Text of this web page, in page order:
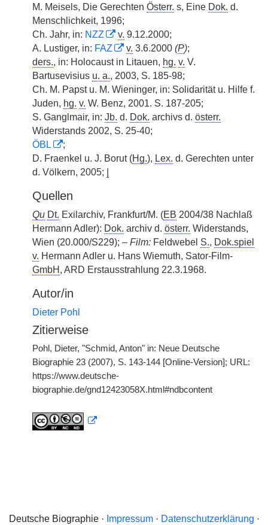
M. Meisels, Die Gerechten Österr. s, Eine Dok. d.
Menschlichkeit, 1996;
Ch. Jahr, in: NZZ v. 9.12.2000;
A. Lustiger, in: FAZ v. 3.6.2000 (P);
ders., in: Holocaust in Litauen, hg. v. V.
Bartusevisius u. a., 2003, S. 185-98;
Ch. M. Papst u. M. Wieninger, in: Solidarität u. Hilfe f.
Juden, hg. v. W. Benz, 2001. S. 187-205;
S. Ganglmair, in: Jb. d. Dok. archivs d. österr.
Widerstands 2002, S. 25-40;
ÖBL
;
D. Fraenkel u. J. Borut (Hg.), Lex. d. Gerechten unter
d. Völkern, 2005;
Quellen
Qu Dt. Exilarchiv, Frankfurt/M. (EB 2004/38 Nachlaß
Hermann Adler): Dok. archiv d. österr. Widerstands,
Wien (20.000/S229); – Film: Feldwebel S., Dok.spiel
v. Hermann Adler u. Hans Wiemuth, Sator-Film-
GmbH , ARD Erstausstrahlung 22.3.1968.
Autor/in
Dieter Pohl
Zitierweise
Pohl, Dieter, "Schmid, Anton" in: Neue Deutsche
Biographie 23 (2007), S. 143-144 [Online-Version]; URL:
https://www.deutsche-
biographie.de/gnd12423058X.html#ndbcontent
Deutsche Biographie · Impressum· Datenschutzerklärung ·